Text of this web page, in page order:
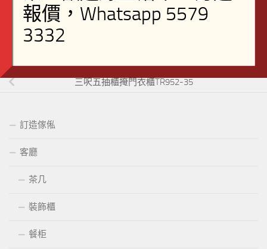
NEXT STORY
PREVIOUS STORY
三呎五抽櫃掩門衣櫃TR952-35
訂造傢俬
客廳
茶几
裝飾櫃
餐柜